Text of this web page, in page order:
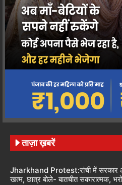
ताज़ा ख़बरें
Jharkhand Protest:रांची में सरकार
खत्म, छात्र बोले- बातचीत सकारात्मक,